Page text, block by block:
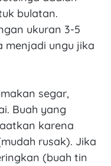
bulatan.
ukuran 3-5
menjadi ungu jika
segar,
Buah yang
karena
rusak). Jika
(buah tin